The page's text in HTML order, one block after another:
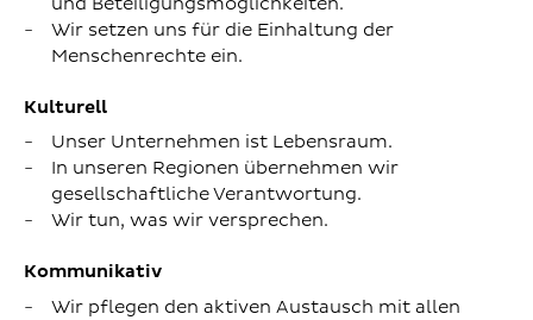
Wir setzen uns für die Einhaltung der
Menschenrechte ein.
Kulturell
Unser Unternehmen ist Lebensraum.
In unseren Regionen übernehmen wir
gesellschaftliche Verantwortung.
Wir tun, was wir versprechen.
Kommunikativ
Wir pflegen den aktiven Austausch mit allen